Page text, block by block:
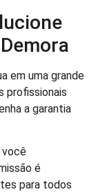
em uma grande
profissionais
a garantia
você
é
para todos